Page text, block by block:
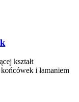
kształt
i łamaniem